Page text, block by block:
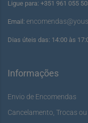
Ligue para: +351 961 055
Email:
Dias úteis das: 14:00 às
Informações
Envio de Encomendas
Cancelamento, Trocas